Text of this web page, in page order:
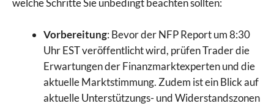
welche Schritte Sie unbedingt beachten sollten:
Vorbereitung: Bevor der NFP Report um 8:30
Uhr EST veröffentlicht wird, prüfen Trader die
Erwartungen der Finanzmarktexperten und die
aktuelle Marktstimmung. Zudem ist ein Blick auf
aktuelle Unterstützungs- und Widerstandszonen